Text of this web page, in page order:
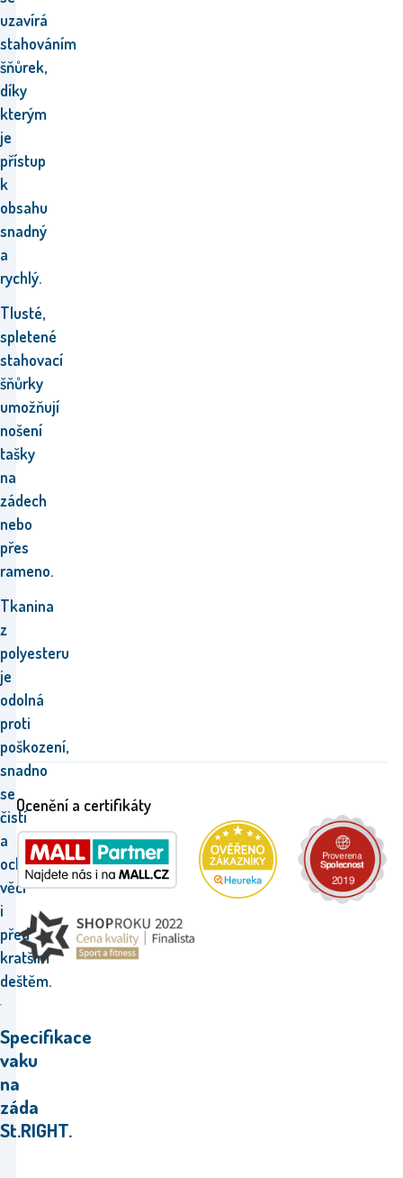
uzavírá
stahováním
šňůrek,
díky
kterým
je
přístup
k
obsahu
snadný
a
rychlý.
Tlusté,
spletené
stahovací
šňůrky
umožňují
nošení
tašky
na
zádech
nebo
přes
rameno.
Tkanina
z
polyesteru
je
odolná
proti
poškození,
snadno
se
čistí
a
ochrání
věci
i
před
kratším
deštěm.
Specifikace
vaku
na
záda
St.RIGHT.
Ocenění a certifikáty